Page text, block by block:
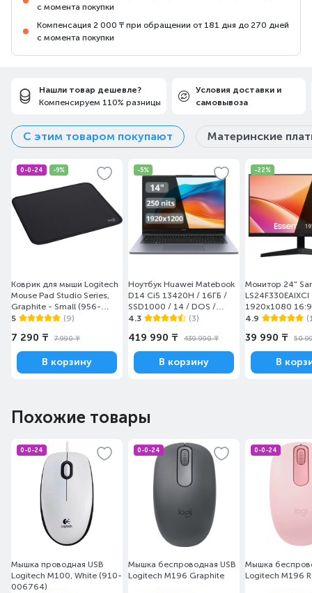
с момента покупки
Компенсация 2 000 ₸ при обращении от 181 дня до 270 дней
с момента покупки
Нашли товар дешевле?
Компенсируем 110% разницы
Условия доставки и
самовывоза
С этим товаром покупают Материнские
0-0-24 -9%
Коврик для мыши Logitech
Mouse Pad Studio Series,
Graphite - Small (956-
000049)
5 (9)
7 290 ₸ 7 990 ₸
В корзину
-5%
Ноутбук Huawei Matebook
D14 Ci5 13420H / 16ГБ /
SSD1000 / 14 / DOS /
(MendelG-W5611D/DOS)
4.3 (3)
419 990 ₸ 439 990 ₸
В корзину
-22%
Монитор 24"
LS24F330EAIXCI
1920x1080
(HDMI+DP) Black
4.9
39 990 ₸ 50
В
Похожие товары
0-0-24
Мышка проводная USB
Logitech M100, White (910-
006764)
0-0-24
Мышка беспроводная USB
Logitech M196 Graphite
0-0-24
Мышка
Logitech M196